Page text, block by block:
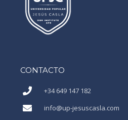
CONTACTO
+34 649 147 182
info@up-jesuscasla.com